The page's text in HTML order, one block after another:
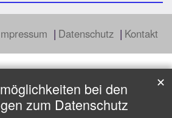
Datenschutz Kontakt
bei den
zum Datenschutz
✕